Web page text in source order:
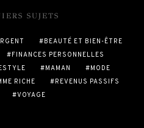
SUJETS
BEAUTÉ ET BIEN-ÊTRE
FINANCES PERSONNELLES
MAMAN
MODE
RICHE
REVENUS PASSIFS
VOYAGE